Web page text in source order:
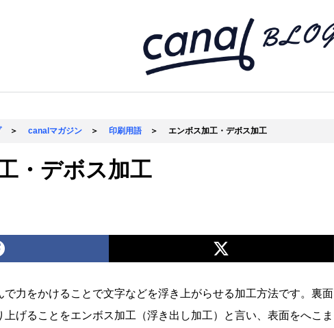
＞canalマガジン ＞印刷用語 ＞エンボス加工・デボス加工
・デボス加工
で力をかけることで文字などを浮き上がらせる加工方法です。裏面
上げることをエンボス加工（浮き出し加工）と言い、表面をへこま